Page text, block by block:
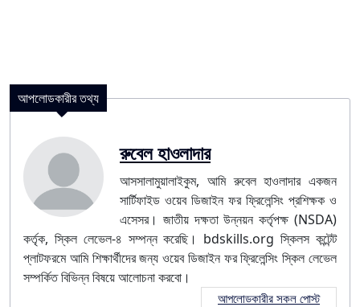
আপলোডকারীর তথ্য
রুবেল হাওলাদার
আসসালামুয়ালাইকুম, আমি রুবেল হাওলাদার একজন
সার্টিফাইড ওয়েব ডিজাইন ফর ফ্রিলেন্সিং প্রশিক্ষক ও
এসেসর। জাতীয় দক্ষতা উন্নয়ন কর্তৃপক্ষ (NSDA)
কর্তৃক, স্কিল লেভেল-৪ সম্পন্ন করেছি। bdskills.org স্কিলস কন্টেন্ট
প্লাটফরমে আমি শিক্ষার্থীদের জন্য ওয়েব ডিজাইন ফর ফ্রিলেন্সিং স্কিল লেভেল
সম্পর্কিত বিভিন্ন বিষয়ে আলোচনা করবো।
আপলোডকারীর সকল পোস্ট